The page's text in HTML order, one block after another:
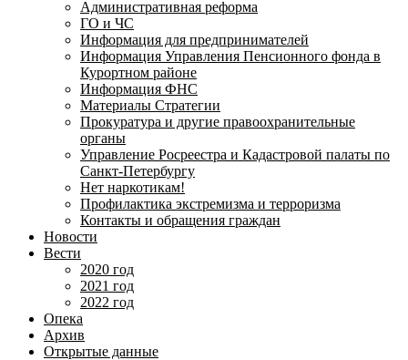
Административная реформа
ГО и ЧС
Информация для предпринимателей
Информация Управления Пенсионного фонда в
Курортном районе
Информация ФНС
Материалы Стратегии
Прокуратура и другие правоохранительные
органы
Управление Росреестра и Кадастровой палаты по
Санкт-Петербургу
Нет наркотикам!
Профилактика экстремизма и терроризма
Контакты и обращения граждан
Новости
Вести
2020 год
2021 год
2022 год
Опека
Архив
Открытые данные